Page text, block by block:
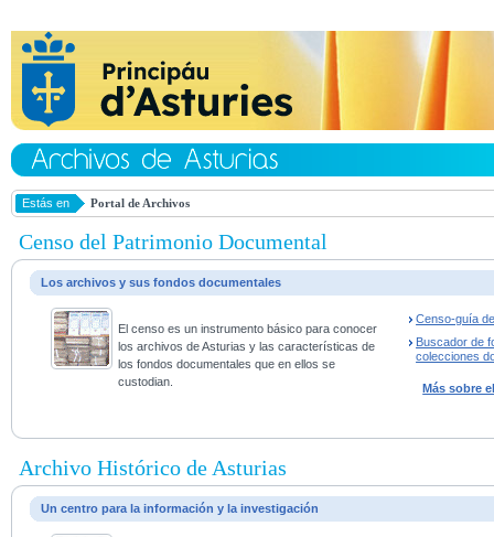
Estás en Portal de Archivos
Censo del Patrimonio Documental
Los archivos y sus fondos documentales
El censo es un instrumento básico para conocer
los archivos de Asturias y las características de
los fondos documentales que en ellos se
custodian.
Censo-guía
Buscador de
colecciones
Más sobre
Archivo Histórico de Asturias
Un centro para la información y la investigación